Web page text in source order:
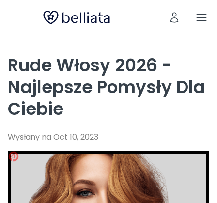
Rude Włosy 2026 -
Najlepsze Pomysły Dla
Ciebie
Wysłany na Oct 10, 2023